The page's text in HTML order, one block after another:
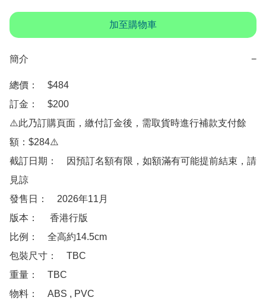
加至購物車
簡介 −
總價：　$484
訂金：　$200
⚠️此乃訂購頁面，繳付訂金後，需取貨時進行補款支付餘
額：$284⚠️
截訂日期：　因預訂名額有限，如額滿有可能提前結束，請
見諒
發售日：　2026年11月
版本：　 香港行版
比例：　全高約14.5cm
包裝尺寸：　TBC
重量：　TBC
物料：　ABS , PVC